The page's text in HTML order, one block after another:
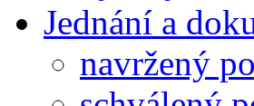
Jednání a
navržený